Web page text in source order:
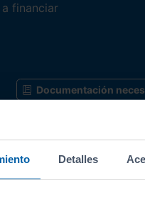
Detalles
financiar
financiar
Documentación